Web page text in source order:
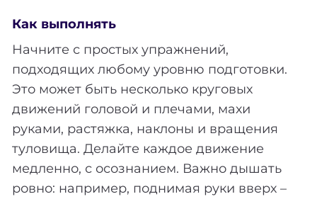
Как выполнять
Начните с простых упражнений,
подходящих любому уровню подготовки.
Это может быть несколько круговых
движений головой и плечами, махи
руками, растяжка, наклоны и вращения
туловища. Делайте каждое движение
медленно, с осознанием. Важно дышать
ровно: например, поднимая руки вверх –